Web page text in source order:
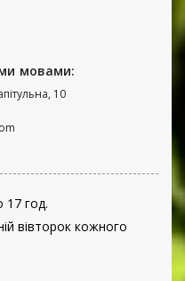
мовами:
10
17 год.
вівторок кожного